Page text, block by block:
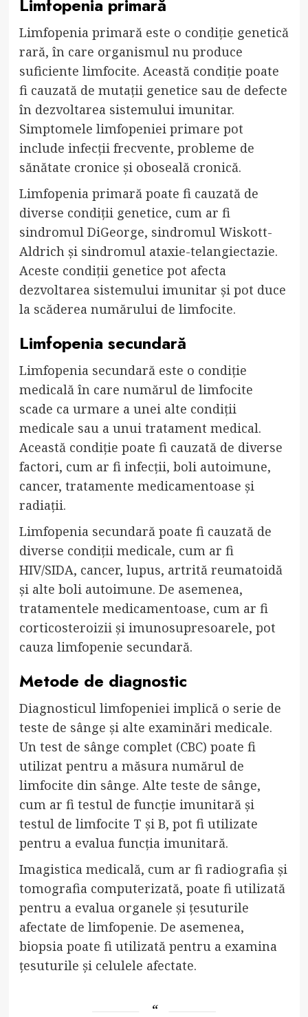
Limfopenia primară
Limfopenia primară este o condiție genetică
rară, în care organismul nu produce
suficiente limfocite. Această condiție poate
fi cauzată de mutații genetice sau de defecte
în dezvoltarea sistemului imunitar.
Simptomele limfopeniei primare pot
include infecții frecvente, probleme de
sănătate cronice și oboseală cronică.
Limfopenia primară poate fi cauzată de
diverse condiții genetice, cum ar fi
sindromul DiGeorge, sindromul Wiskott-
Aldrich și sindromul ataxie-telangiectazie.
Aceste condiții genetice pot afecta
dezvoltarea sistemului imunitar și pot duce
la scăderea numărului de limfocite.
Limfopenia secundară
Limfopenia secundară este o condiție
medicală în care numărul de limfocite
scade ca urmare a unei alte condiții
medicale sau a unui tratament medical.
Această condiție poate fi cauzată de diverse
factori, cum ar fi infecții, boli autoimune,
cancer, tratamente medicamentoase și
radiații.
Limfopenia secundară poate fi cauzată de
diverse condiții medicale, cum ar fi
HIV/SIDA, cancer, lupus, artrită reumatoidă
și alte boli autoimune. De asemenea,
tratamentele medicamentoase, cum ar fi
corticosteroizii și imunosupresoarele, pot
cauza limfopenie secundară.
Metode de diagnostic
Diagnosticul limfopeniei implică o serie de
teste de sânge și alte examinări medicale.
Un test de sânge complet (CBC) poate fi
utilizat pentru a măsura numărul de
limfocite din sânge. Alte teste de sânge,
cum ar fi testul de funcție imunitară și
testul de limfocite T și B, pot fi utilizate
pentru a evalua funcția imunitară.
Imagistica medicală, cum ar fi radiografia și
tomografia computerizată, poate fi utilizată
pentru a evalua organele și țesuturile
afectate de limfopenie. De asemenea,
biopsia poate fi utilizată pentru a examina
țesuturile și celulele afectate.